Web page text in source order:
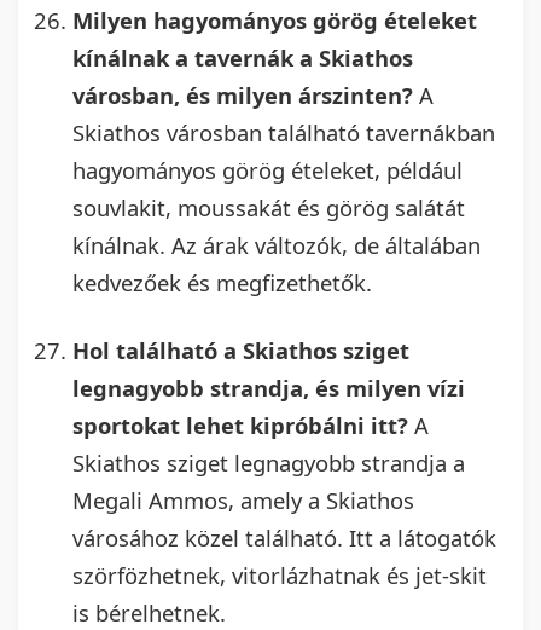
Milyen hagyományos görög ételeket
kínálnak a tavernák a Skiathos
városban, és milyen árszinten? A
Skiathos városban található tavernákban
hagyományos görög ételeket, például
souvlakit, moussakát és görög salátát
kínálnak. Az árak változók, de általában
kedvezőek és megfizethetők.
Hol található a Skiathos sziget
legnagyobb strandja, és milyen vízi
sportokat lehet kipróbálni itt? A
Skiathos sziget legnagyobb strandja a
Megali Ammos, amely a Skiathos
városához közel található. Itt a látogatók
szörfözhetnek, vitorlázhatnak és jet-skit
is bérelhetnek.